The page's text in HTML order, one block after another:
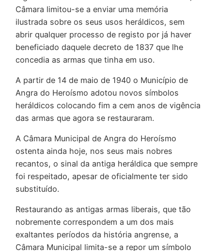
Câmara limitou-se a enviar uma memória
ilustrada sobre os seus usos heráldicos, sem
abrir qualquer processo de registo por já haver
beneficiado daquele decreto de 1837 que lhe
concedia as armas que tinha em uso.
A partir de 14 de maio de 1940 o Município de
Angra do Heroísmo adotou novos símbolos
heráldicos colocando fim a cem anos de vigência
das armas que agora se restauraram.
A Câmara Municipal de Angra do Heroísmo
ostenta ainda hoje, nos seus mais nobres
recantos, o sinal da antiga heráldica que sempre
foi respeitado, apesar de oficialmente ter sido
substituído.
Restaurando as antigas armas liberais, que tão
nobremente correspondem a um dos mais
exaltantes períodos da história angrense, a
Câmara Municipal limita-se a repor um símbolo